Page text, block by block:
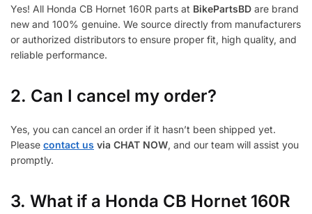
Yes! All Honda CB Hornet 160R parts at BikePartsBD are brand
new and 100% genuine. We source directly from manufacturers
or authorized distributors to ensure proper fit, high quality, and
reliable performance.
2. Can I cancel my order?
Yes, you can cancel an order if it hasn’t been shipped yet.
Please contact us via CHAT NOW, and our team will assist you
promptly.
3. What if a Honda CB Hornet 160R